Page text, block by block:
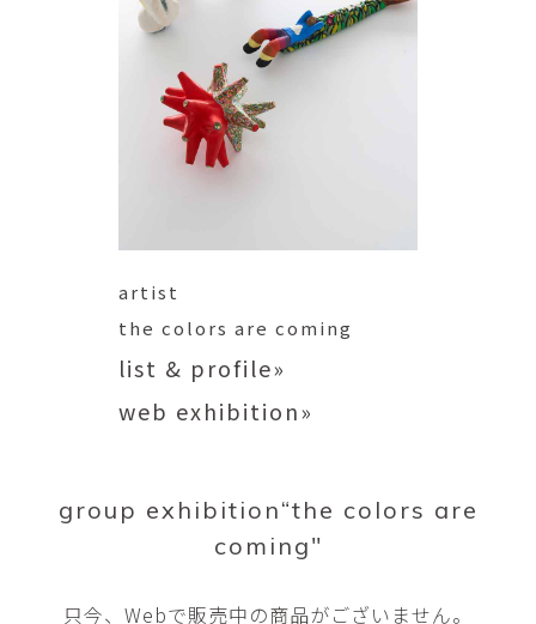
artist
the colors are coming
list & profile»
web exhibition»
group exhibition“the colors are
coming"
只今、Webで販売中の商品がございません。